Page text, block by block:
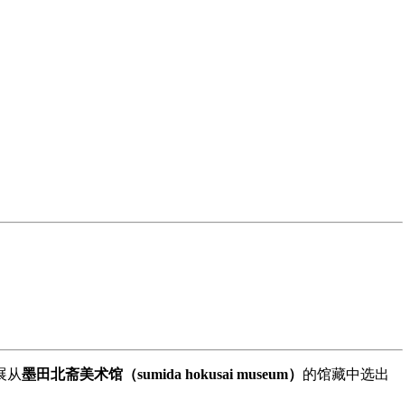
从墨田北斋美术馆（sumida hokusai museum） 的馆藏中选出